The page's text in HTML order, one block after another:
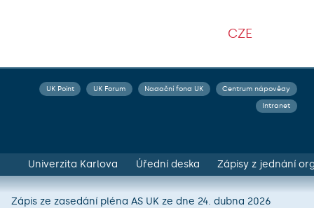
CZE
UK Point UK Forum Nadační fond UK Centrum nápovědy
Intranet
Univerzita Karlova Úřední deska
Zápis ze zasedání pléna AS UK ze dne 24. dubna 2026